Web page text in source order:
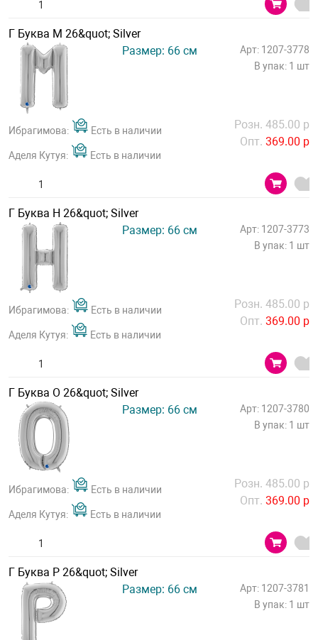
Г Буква М 26&quot; Silver
Размер: 66 см
Арт: 1207-3778
В упак: 1 шт
Ибрагимова: Есть в наличии
Аделя Кутуя: Есть в наличии
Розн. 485.00 р
Опт. 369.00 р
Г Буква Н 26&quot; Silver
Размер: 66 см
Арт: 1207-3773
В упак: 1 шт
Ибрагимова: Есть в наличии
Аделя Кутуя: Есть в наличии
Розн. 485.00 р
Опт. 369.00 р
Г Буква О 26&quot; Silver
Размер: 66 см
Арт: 1207-3780
В упак: 1 шт
Ибрагимова: Есть в наличии
Аделя Кутуя: Есть в наличии
Розн. 485.00 р
Опт. 369.00 р
Г Буква Р 26&quot; Silver
Размер: 66 см
Арт: 1207-3781
В упак: 1 шт